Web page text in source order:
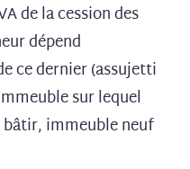
de la cession des
dépend
ce dernier (assujetti
sur lequel
immeuble neuf